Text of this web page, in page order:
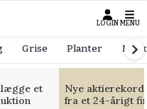
LOGIN MENU
Grise Planter
et
Nye
fra et 24-årigt